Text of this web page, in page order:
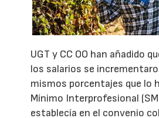
UGT y CC OO han añadido
los salarios se
mismos porcentajes que lo
Mínimo Interprofesional
establecía en el convenio